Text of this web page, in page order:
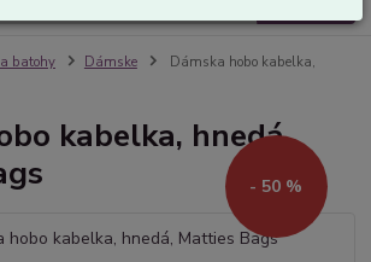
batohy Dámske
Dámska hobo kabelka,
kabelka, hnedá,
- 50 %